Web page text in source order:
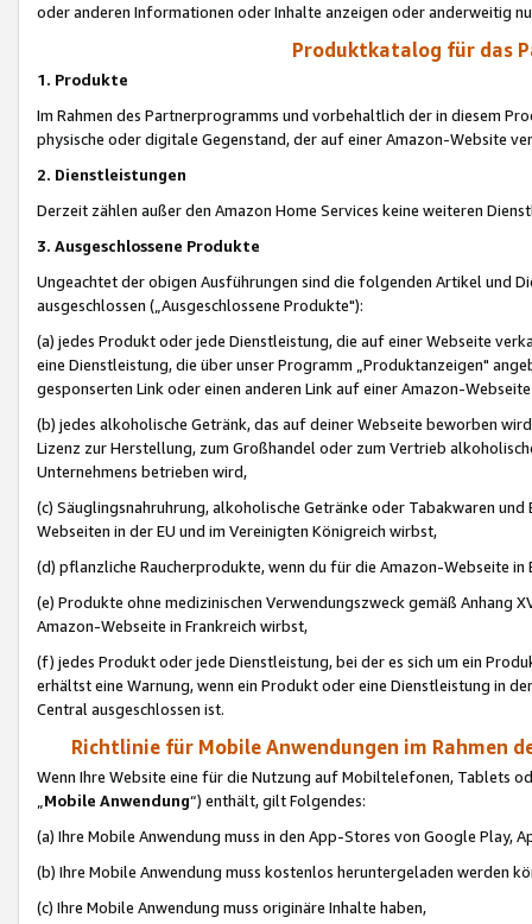
oder anderen Informationen oder Inhalte anzeigen oder anderweitig
Produktkatalog für das
1. Produkte
Im Rahmen des Partnerprogramms und vorbehaltlich der in diesem
physische oder digitale Gegenstand, der auf einer Amazon-Website
2. Dienstleistungen
Derzeit zählen außer den Amazon Home Services keine weiteren
3. Ausgeschlossene Produkte
Ungeachtet der obigen Ausführungen sind die folgenden Artikel und
ausgeschlossen („Ausgeschlossene Produkte"):
(a) jedes Produkt oder jede Dienstleistung, die auf einer Webseite
eine Dienstleistung, die über unser Programm „Produktanzeigen"
gesponserten Link oder einen anderen Link auf einer Amazon-
(b) jedes alkoholische Getränk, das auf deiner Webseite beworben
Lizenz zur Herstellung, zum Großhandel oder zum Vertrieb
Unternehmens betrieben wird,
(c) Säuglingsnahruhrung, alkoholische Getränke oder Tabakwaren
Webseiten in der EU und im Vereinigten Königreich wirbst,
(d) pflanzliche Raucherprodukte, wenn du für die Amazon-Webseite in
(e) Produkte ohne medizinischen Verwendungszweck gemäß Anhang
Amazon-Webseite in Frankreich wirbst,
(f) jedes Produkt oder jede Dienstleistung, bei der es sich um ein
erhältst eine Warnung, wenn ein Produkt oder eine Dienstleistung in
Central ausgeschlossen ist.
Richtlinie für Mobile Anwendungen im Rahmen
Wenn Ihre Website eine für die Nutzung auf Mobiltelefonen, Tablets
„Mobile Anwendung“) enthält, gilt Folgendes:
(a) Ihre Mobile Anwendung muss in den App-Stores von Google Play,
(b) Ihre Mobile Anwendung muss kostenlos heruntergeladen werden
(c) Ihre Mobile Anwendung muss originäre Inhalte haben,